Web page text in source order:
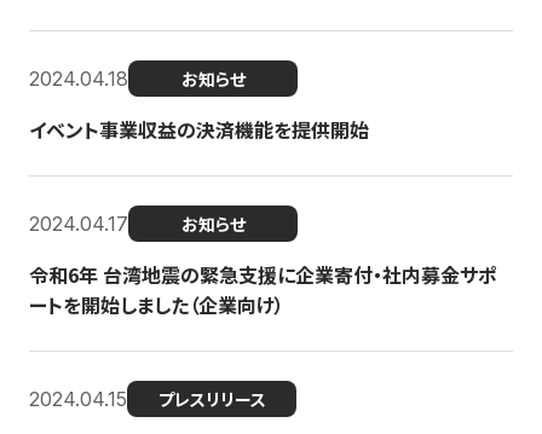
2024.04.18 お知らせ
イベント事業収益の決済機能を提供開始
2024.04.17 お知らせ
令和6年 台湾地震の緊急支援に企業寄付・社内募金サポ
ートを開始しました（企業向け）
2024.04.15 プレスリリース